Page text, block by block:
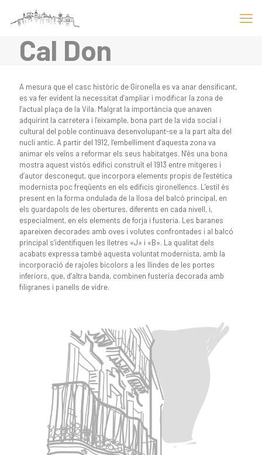
Cal Don
A mesura que el casc històric de Gironella es va anar densificant,
es va fer evident la necessitat d’ampliar i modificar la zona de
l’actual plaça de la Vila. Malgrat la importància que anaven
adquirint la carretera i l’eixample, bona part de la vida social i
cultural del poble continuava desenvolupant-se a la part alta del
nucli antic. A partir del 1912, l’embelliment d’aquesta zona va
animar els veïns a reformar els seus habitatges. N’és una bona
mostra aquest vistós edifici construït el 1913 entre mitgeres i
d’autor desconegut, que incorpora elements propis de l’estètica
modernista poc freqüents en els edificis gironellencs. L’estil és
present en la forma ondulada de la llosa del balcó principal, en
els guardapols de les obertures, diferents en cada nivell, i,
especialment, en els elements de forja i fusteria. Les baranes
apareixen decorades amb oves i volutes confrontades i al balcó
principal s’identifiquen les lletres «J» i «B». La qualitat dels
acabats expressa també aquesta voluntat modernista, amb la
incorporació de rajoles bicolors a les llindes de les portes
inferiors, que, d’altra banda, combinen fusteria decorada amb
filigranes i panells de vidre.